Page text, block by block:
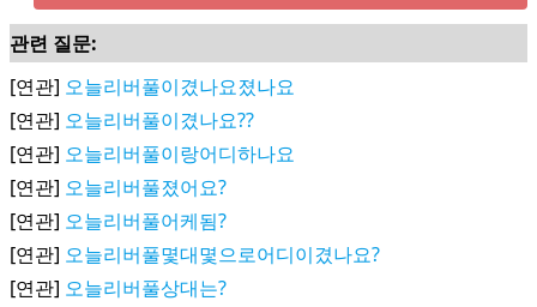
관련 질문:
[연관] 오늘리버풀이겼나요졌나요
[연관] 오늘리버풀이겼나요??
[연관] 오늘리버풀이랑어디하나요
[연관] 오늘리버풀졌어요?
[연관] 오늘리버풀어케됨?
[연관] 오늘리버풀몇대몇으로어디이겼나요?
[연관] 오늘리버풀상대는?